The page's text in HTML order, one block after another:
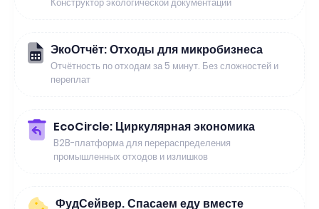
ЭкоОтчёт: Отходы для микробизнеса
Отчётность по отходам за 5 минут. Без сложностей и
переплат
EcoCircle: Циркулярная экономика
B2B-платформа для перераспределения
промышленных отходов и излишков
ФудСейвер. Спасаем еду вместе